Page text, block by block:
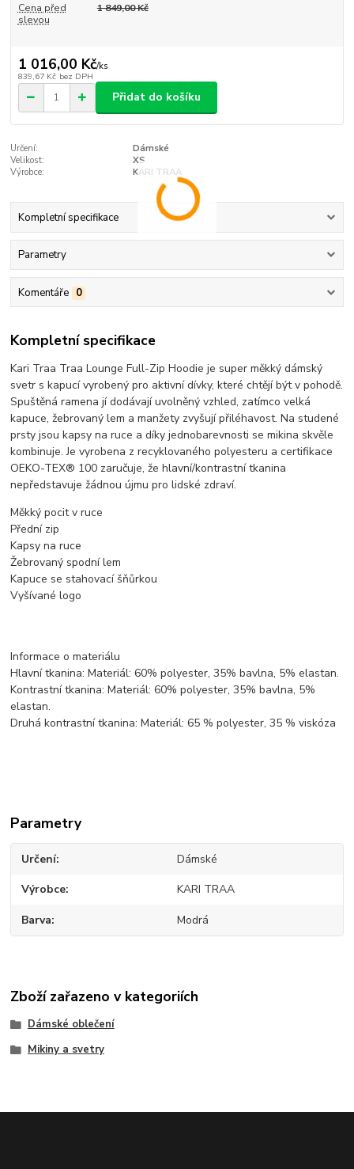
Cena před
slevou
1 849,00 Kč
1 016,00 Kč/ks
839,67 Kč bez DPH
Přidat do košíku
Určení:
Dámské
Velikost:
XS
Výrobce:
KARI TRAA
Kompletní specifikace
Parametry
Komentáře 0
Kompletní specifikace
Kari Traa Traa Lounge Full-Zip Hoodie je super měkký dámský
svetr s kapucí vyrobený pro aktivní dívky, které chtějí být v pohodě.
Spuštěná ramena jí dodávají uvolněný vzhled, zatímco velká
kapuce, žebrovaný lem a manžety zvyšují přiléhavost. Na studené
prsty jsou kapsy na ruce a díky jednobarevnosti se mikina skvěle
kombinuje. Je vyrobena z recyklovaného polyesteru a certifikace
OEKO-TEX® 100 zaručuje, že hlavní/kontrastní tkanina
nepředstavuje žádnou újmu pro lidské zdraví.
Měkký pocit v ruce
Přední zip
Kapsy na ruce
Žebrovaný spodní lem
Kapuce se stahovací šňůrkou
Vyšívané logo
Informace o materiálu
Hlavní tkanina: Materiál: 60% polyester, 35% bavlna, 5% elastan.
Kontrastní tkanina: Materiál: 60% polyester, 35% bavlna, 5%
elastan.
Druhá kontrastní tkanina: Materiál: 65 % polyester, 35 % viskóza
Parametry
Určení Dámské
Výrobce KARI TRAA
Barva Modrá
Zboží zařazeno v kategoriích
Dámské oblečení
Mikiny a svetry